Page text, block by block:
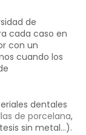
de
cada caso en
con un
cuando los
dentales
de porcelana,
sin metal…).